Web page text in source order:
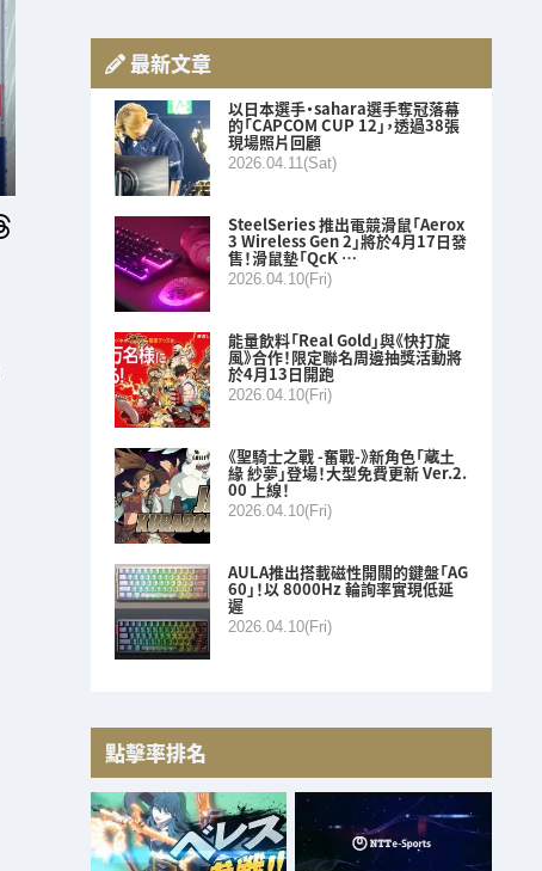
最新文章
以日本選手・sahara選手奪冠落幕
的「CAPCOM CUP 12」，透過38張
現場照片回顧
2026.04.11(Sat)
SteelSeries 推出電競滑鼠「Aerox
3 Wireless Gen 2」將於4月17日發
售！滑鼠墊「QcK …
2026.04.10(Fri)
能量飲料「Real Gold」與《快打旋
風》合作！限定聯名周邊抽獎活動將
於4月13日開跑
2026.04.10(Fri)
《聖騎士之戰 -奮戰-》新角色「蔵土
緣 紗夢」登場！大型免費更新 Ver.2.
00 上線！
2026.04.10(Fri)
AULA推出搭載磁性開關的鍵盤「AG
60」！以 8000Hz 輪詢率實現低延
遲
2026.04.10(Fri)
點擊率排名